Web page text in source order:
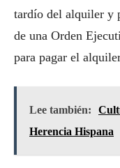
tardío del alquiler y
de una Orden
para pagar el
Lee también:
Herencia Hispana